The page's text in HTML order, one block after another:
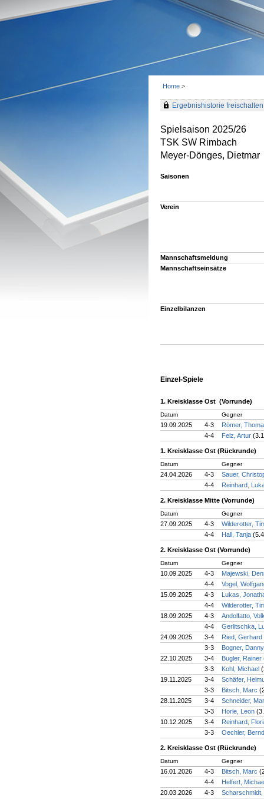
Home >
Ergebnishistorie freischalten
Spielsaison 2025/26
TSK SW Rimbach
Meyer-Dönges, Dietmar
Saisonen
Verein
Mannschaftsmeldung
Mannschaftseinsätze
Einzelbilanzen
Einzel-Spiele
1. Kreisklasse Ost (Vorrunde)
Datum Gegner
19.09.2025 4-3
Römer,
4-4
Felz, Artur
1. Kreisklasse Ost (Rückrunde)
Datum Gegner
24.04.2026 4-3
Sauer,
4-4
Reinhard,
2. Kreisklasse Mitte (Vorrunde)
Datum Gegner
27.09.2025 4-3
Wilderotter,
4-4
Hall, Tanja
2. Kreisklasse Ost (Vorrunde)
Datum Gegner
10.09.2025 4-3
Majewski,
4-4
Vogel,
15.09.2025
4-3
Lukas,
4-4
Wilderotter,
18.09.2025
4-3
Andolfatto,
4-4
Gerlitschka,
24.09.2025
3-4
Ried, Gerhard
3-3
Bogner,
22.10.2025
3-4 Bugler, Rainer
3-3
Kohl, Michael
19.11.2025
3-4
Schäfer,
3-3
Bitsch, Marc
28.11.2025
3-4
Schneider,
3-3
Horle, Leon
10.12.2025
3-4
Reinhard,
3-3
Oechler,
2. Kreisklasse Ost (Rückrunde)
Datum Gegner
16.01.2026 4-3 Bitsch, Marc
4-4
Helfert,
20.03.2026
4-3